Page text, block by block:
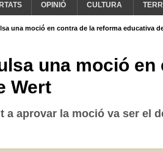
OPINIÓ CULTURA
una moció en contra de la reforma educativa
una moció
Wert
a aprovar la moció va ser el